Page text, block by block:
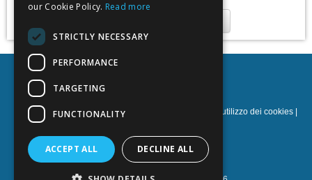
Norme sulla privacy | Termini e condizioni Norme sull'utilizzo dei cookies
NOETIK Production
our Cookie Policy. Read more
STRICTLY NECESSARY
PERFORMANCE
TARGETING
FUNCTIONALITY
ACCEPT ALL DECLINE ALL